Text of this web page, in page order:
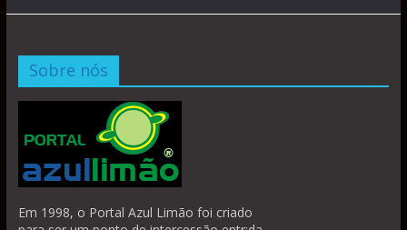
Sobre nós
Em 1998, o Portal Azul Limão foi criado